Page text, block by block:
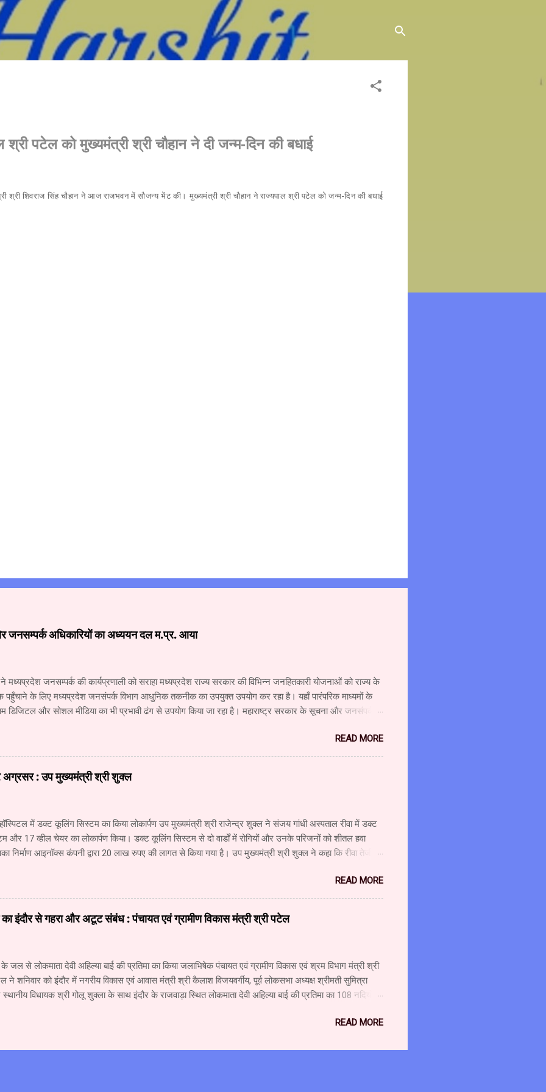
श्री पटेल को मुख्यमंत्री श्री चौहान ने दी जन्म-दिन की बधाई
श्री शिवराज सिंह चौहान ने आज राजभवन में सौजन्य भेंट की। मुख्यमंत्री श्री चौहान ने राज्यपाल श्री पटेल को जन्म-दिन की बधाई
जनसम्पर्क अधिकारियों का अध्ययन दल म.प्र. आया
ने मध्यप्रदेश जनसम्पर्क की कार्यप्रणाली को सराहा मध्यप्रदेश राज्य सरकार की विभिन्न जनहितकारी योजनाओं को राज्य के
पहुँचाने के लिए मध्यप्रदेश जनसंपर्क विभाग आधुनिक तकनीक का उपयुक्त उपयोग कर रहा है। यहाँ पारंपरिक माध्यमों के
डिजिटल और सोशल मीडिया का भी प्रभावी ढंग से उपयोग किया जा रहा है। महाराष्ट्र सरकार के सूचना और जनसंपर्क
की विस्तृत जानकारी प्राप्त की। अध्ययन दल में सूचना और जनसंपर्क महानिदेशालय के उपसंचालक (प्रशासन) श्री
वरिष्ठ सहायक संचालक (सूचना) श्री नंदकुमार वाघमारे, सहायक संचालक (सूचना) श्री गजानन पाटील, सहायक
श्री सचिन ढवण, सहायक संचालक (सूचना) श्री धोंडिराम अर्जुन शामिल थे। उप संचालक श्री अहंकारी ने कहा कि
में हो रही प्रगति से मीडिया में लगातार नए परिवर्तन हो रहे हैं। इन परिवर्तनों की आवश्यकता को ध्यान में रखते हुए
जनसंपर्क विभाग उसी प्र...
READ MORE
: उप मुख्यमंत्री श्री शुक्ल
में डक्ट कूलिंग सिस्टम का किया लोकार्पण उप मुख्यमंत्री श्री राजेन्द्र शुक्ल ने संजय गांधी अस्पताल रीवा में डक्ट
और 17 व्हील चेयर का लोकार्पण किया। डक्ट कूलिंग सिस्टम से दो वार्डों में रोगियों और उनके परिजनों को शीतल हवा
निर्माण आइनॉक्स कंपनी द्वारा 20 लाख रुपए की लागत से किया गया है। उप मुख्यमंत्री श्री शुक्ल ने कहा कि रीवा तेजी से
पूरा होते ही रीवा में दो सौ बेड का कैंसर अस्पताल शुरू हो जाएगा। इसमें 40 करोड़ रुपए की लागत से लीनेक मशीन लगाई जा
में कैंसर के उपचार की आधुनिकतम सुविधा उपलब्ध रहेगी। उप मुख्यमंत्री श्री शुक्ल ने कहा कि चिकित्सा सुविधाओं
लगातार प्रयास किए जा रहे हैं। संजय गांधी अस्पताल में सुधार तथा नई व्यवस्थाओं के लिए 321 करोड़ रुपए मंजूर
विभाग में सिंगरौली की एनसीएल कंपनी द्वारा दी गई 6 करोड़ रुपए की सहयोग राशि से आधुनिक मशीन लगाई जा रही
READ MORE
का इंदौर से गहरा और अटूट संबंध : पंचायत एवं ग्रामीण विकास मंत्री श्री पटेल
जल से लोकमाता देवी अहिल्या बाई की प्रतिमा का किया जलाभिषेक पंचायत एवं ग्रामीण विकास एवं श्रम विभाग मंत्री श्री
ने शनिवार को इंदौर में नगरीय विकास एवं आवास मंत्री श्री कैलाश विजयवर्गीय, पूर्व लोकसभा अध्यक्ष श्रीमती सुमित्रा
विधायक श्री गोलू शुक्ला के साथ इंदौर के राजवाड़ा स्थित लोकमाता देवी अहिल्या बाई की प्रतिमा का 108 नदियों के
है। तीस वर्ष पूर्व मैंने पहली बार माँ नर्मदा की परिक्रमा की थी। उसके बाद पत्नी श्रीमती पुष्पलता पटेल के साथ नर्मदा
स्वयंसेवक संघ के सरसंघचालक डॉ. मोहन भागवत के करकमलों से किया जायेगा। मंत्री श्री पटेल ने कहा कि बचपन से ही
READ MORE